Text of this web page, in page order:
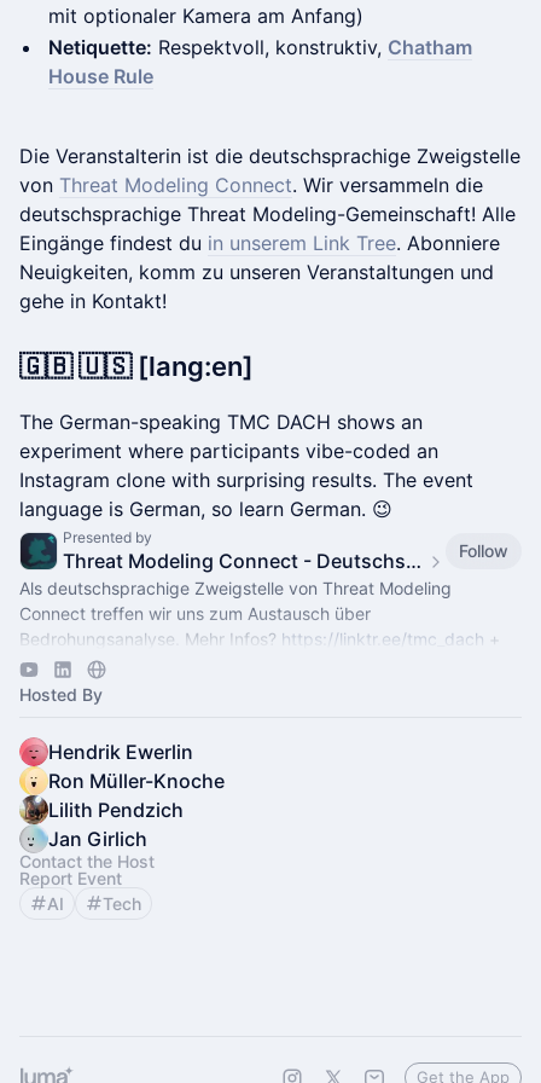
mit optionaler Kamera am Anfang)
Netiquette: Respektvoll, konstruktiv, Chatham
House Rule
​Die Veranstalterin ist die deutschsprachige Zweigstelle
von Threat Modeling Connect. Wir versammeln die
deutschsprachige Threat Modeling-Gemeinschaft! Alle
Eingänge findest du in unserem Link Tree. Abonniere
Neuigkeiten, komm zu unseren Veranstaltungen und
gehe in Kontakt!
🇬🇧 🇺🇸 [lang:en]
​The German-speaking TMC DACH shows an
experiment where participants vibe-coded an
Instagram clone with surprising results. The event
language is German, so learn German. 😉
Presented by
Threat Modeling Connect - Deutschsprachige Zweigstelle
Follow
Als deutschsprachige Zweigstelle von Threat Modeling
Connect treffen wir uns zum Austausch über
Bedrohungsanalyse. Mehr Infos? https://linktr.ee/tmc_dach +
https://lu.ma/threatmodelingconnect
Hosted By
Hendrik Ewerlin
Ron Müller-Knoche
Lilith Pendzich
Jan Girlich
Contact the Host
Report Event
AI
Tech
Get the App